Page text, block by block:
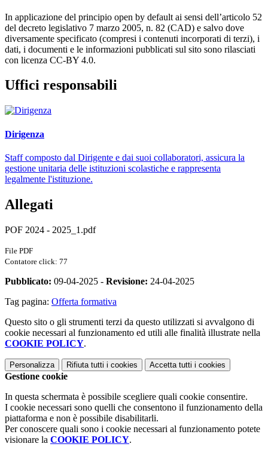
In applicazione del principio open by default ai sensi dell’articolo 52
del decreto legislativo 7 marzo 2005, n. 82 (CAD) e salvo dove
diversamente specificato (compresi i contenuti incorporati di terzi), i
dati, i documenti e le informazioni pubblicati sul sito sono rilasciati
con licenza CC-BY 4.0.
Uffici responsabili
Dirigenza
Staff composto dal Dirigente e dai suoi collaboratori, assicura la
gestione unitaria delle istituzioni scolastiche e rappresenta
legalmente l'istituzione.
Allegati
POF 2024 - 2025_1.pdf
File PDF
Contatore click: 77
Pubblicato: 09-04-2025 - Revisione: 24-04-2025
Tag pagina: Offerta formativa
Questo sito o gli strumenti terzi da questo utilizzati si avvalgono di
cookie necessari al funzionamento ed utili alle finalità illustrate nella
COOKIE POLICY.
Personalizza Rifiuta tutti i cookies Accetta tutti i cookies
Gestione cookie
In questa schermata è possibile scegliere quali cookie consentire.
I cookie necessari sono quelli che consentono il funzionamento della
piattaforma e non è possibile disabilitarli.
Per conoscere quali sono i cookie necessari al funzionamento potete
visionare la COOKIE POLICY.